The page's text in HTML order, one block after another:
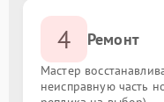
4 Ремонт
Мастер
неисправную часть